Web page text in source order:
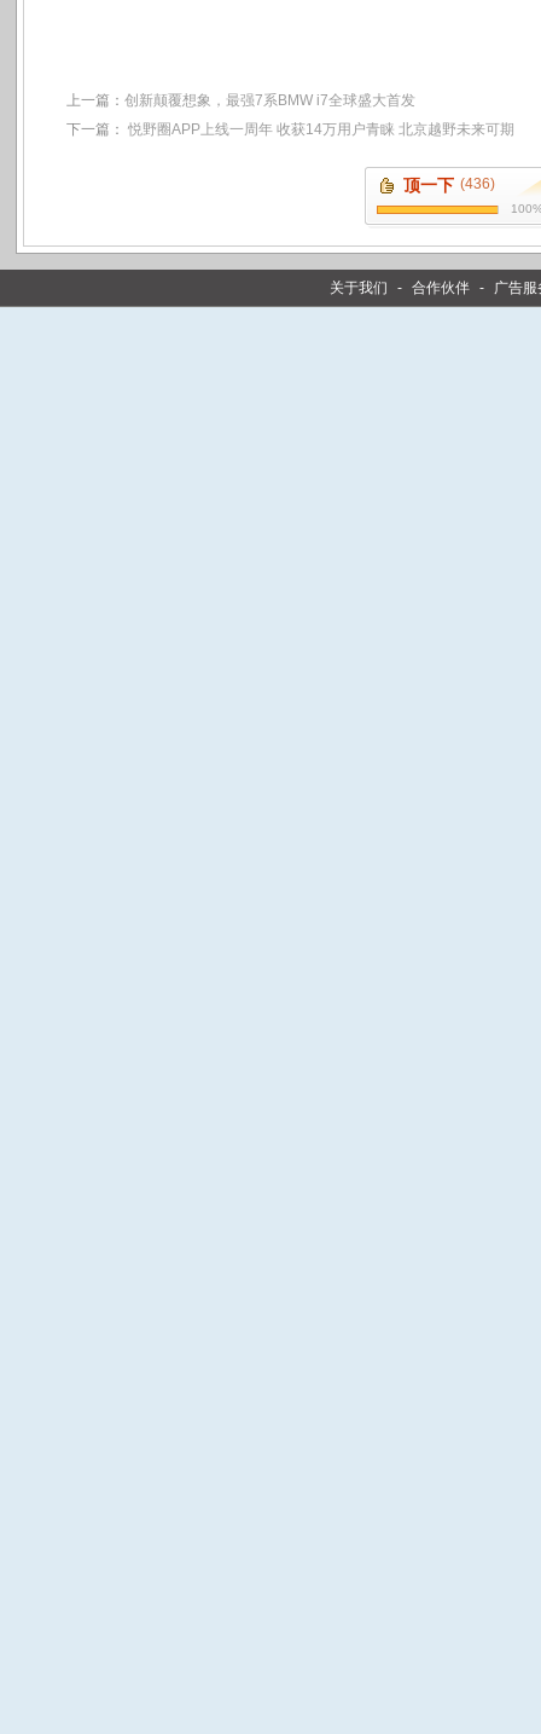
上一篇： 创新颠覆想象，最强7系BMW i7全球盛大首发
下一篇： 悦野圈APP上线一周年 收获14万用户青睐 北京越野未来可期
顶一下 (436)
关于我们 - 合作伙伴 - 广告服